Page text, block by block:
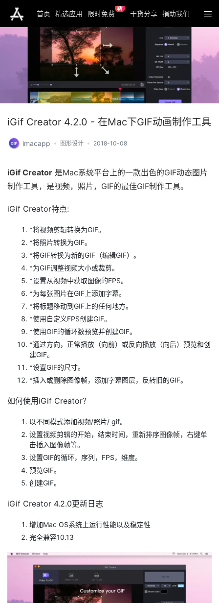
首页 精选应用 限时免费
新
干货分享 捐助我们
iGif Creator 4.2.0 - 在Mac下GIF动画制作工具
imacapp 图形设计 2018-10-08
iGif Creator 是Mac系统平台上的一款出色的GIF动态图片
制作工具，是视频，照片，GIF的最佳GIF制作工具。
iGif Creator特点:
*将视频剪辑转换为GIF。
*将照片转换为GIF。
*将GIF转换为新的GIF（编辑GIF）。
*为GIF调整视频大小或裁剪。
*设置从视频中获取图像的FPS。
*为每张图片在GIF上添加字幕。
*将标题移动到GIF上的任何地方。
*使用自定义FPS创建GIF。
*使用GIF的循环数预览并创建GIF。
*通过方向，正常播放（向前）或反向播放（向后）预览和创
建GIF。
*设置GIF的尺寸。
*插入或删除图像帧，添加字幕图层，反转旧的GIF。
如何使用iGif Creator？
以不同模式添加视频/照片/ gif。
设置视频剪辑的开始，结束时间，重新排序图像帧，右键单
击插入图像帧等。
设置GIF的循环，序列，FPS，维度。
预览GIF。
创建GIF。
iGif Creator 4.2.0更新日志
增加Mac OS系统上运行性能以及稳定性
完全兼容10.13